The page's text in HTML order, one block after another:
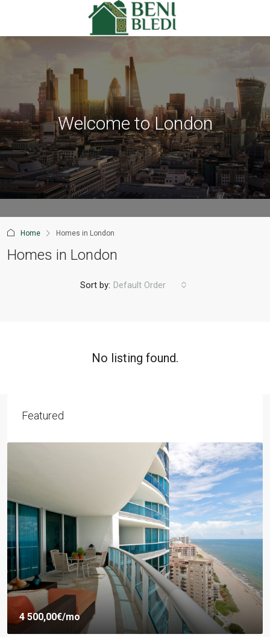
Welcome to London
Home Homes in London
Homes in London
Sort by: Default Order
No listing found.
Featured
4 500,00€/mo